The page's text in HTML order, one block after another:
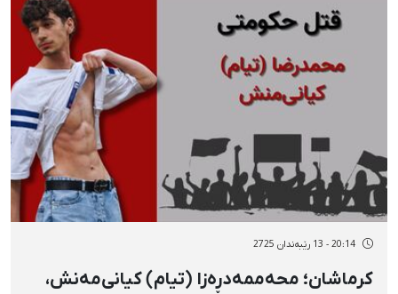
20:14 - 13 رێبەندان 2725
کرماشان؛ محەممەدڕەزا (تیام) کیانی‌مەنش،